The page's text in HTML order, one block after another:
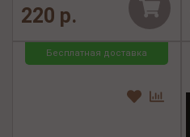
220 р.
Бесплатная доставка